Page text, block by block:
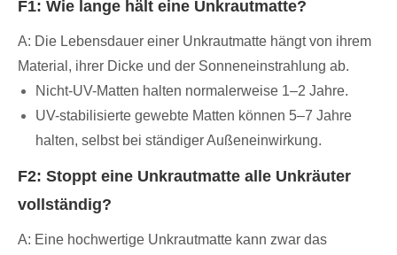
F1: Wie lange hält eine Unkrautmatte?
A: Die Lebensdauer einer Unkrautmatte hängt von ihrem
Material, ihrer Dicke und der Sonneneinstrahlung ab.
Nicht-UV-Matten halten normalerweise 1–2 Jahre.
UV-stabilisierte gewebte Matten können 5–7 Jahre
halten, selbst bei ständiger Außeneinwirkung.
F2: Stoppt eine Unkrautmatte alle Unkräuter
vollständig?
A: Eine hochwertige Unkrautmatte kann zwar das